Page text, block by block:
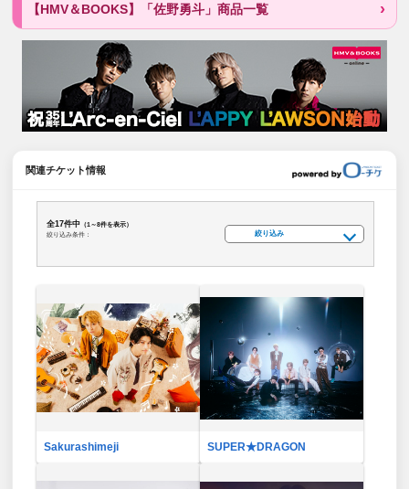
【HMV＆BOOKS】「佐野勇斗」商品一覧
関連チケット情報
全17件中 （1～8件を表示）
絞り込み条件：
絞り込み
Sakurashimeji SUPER★DRAGON